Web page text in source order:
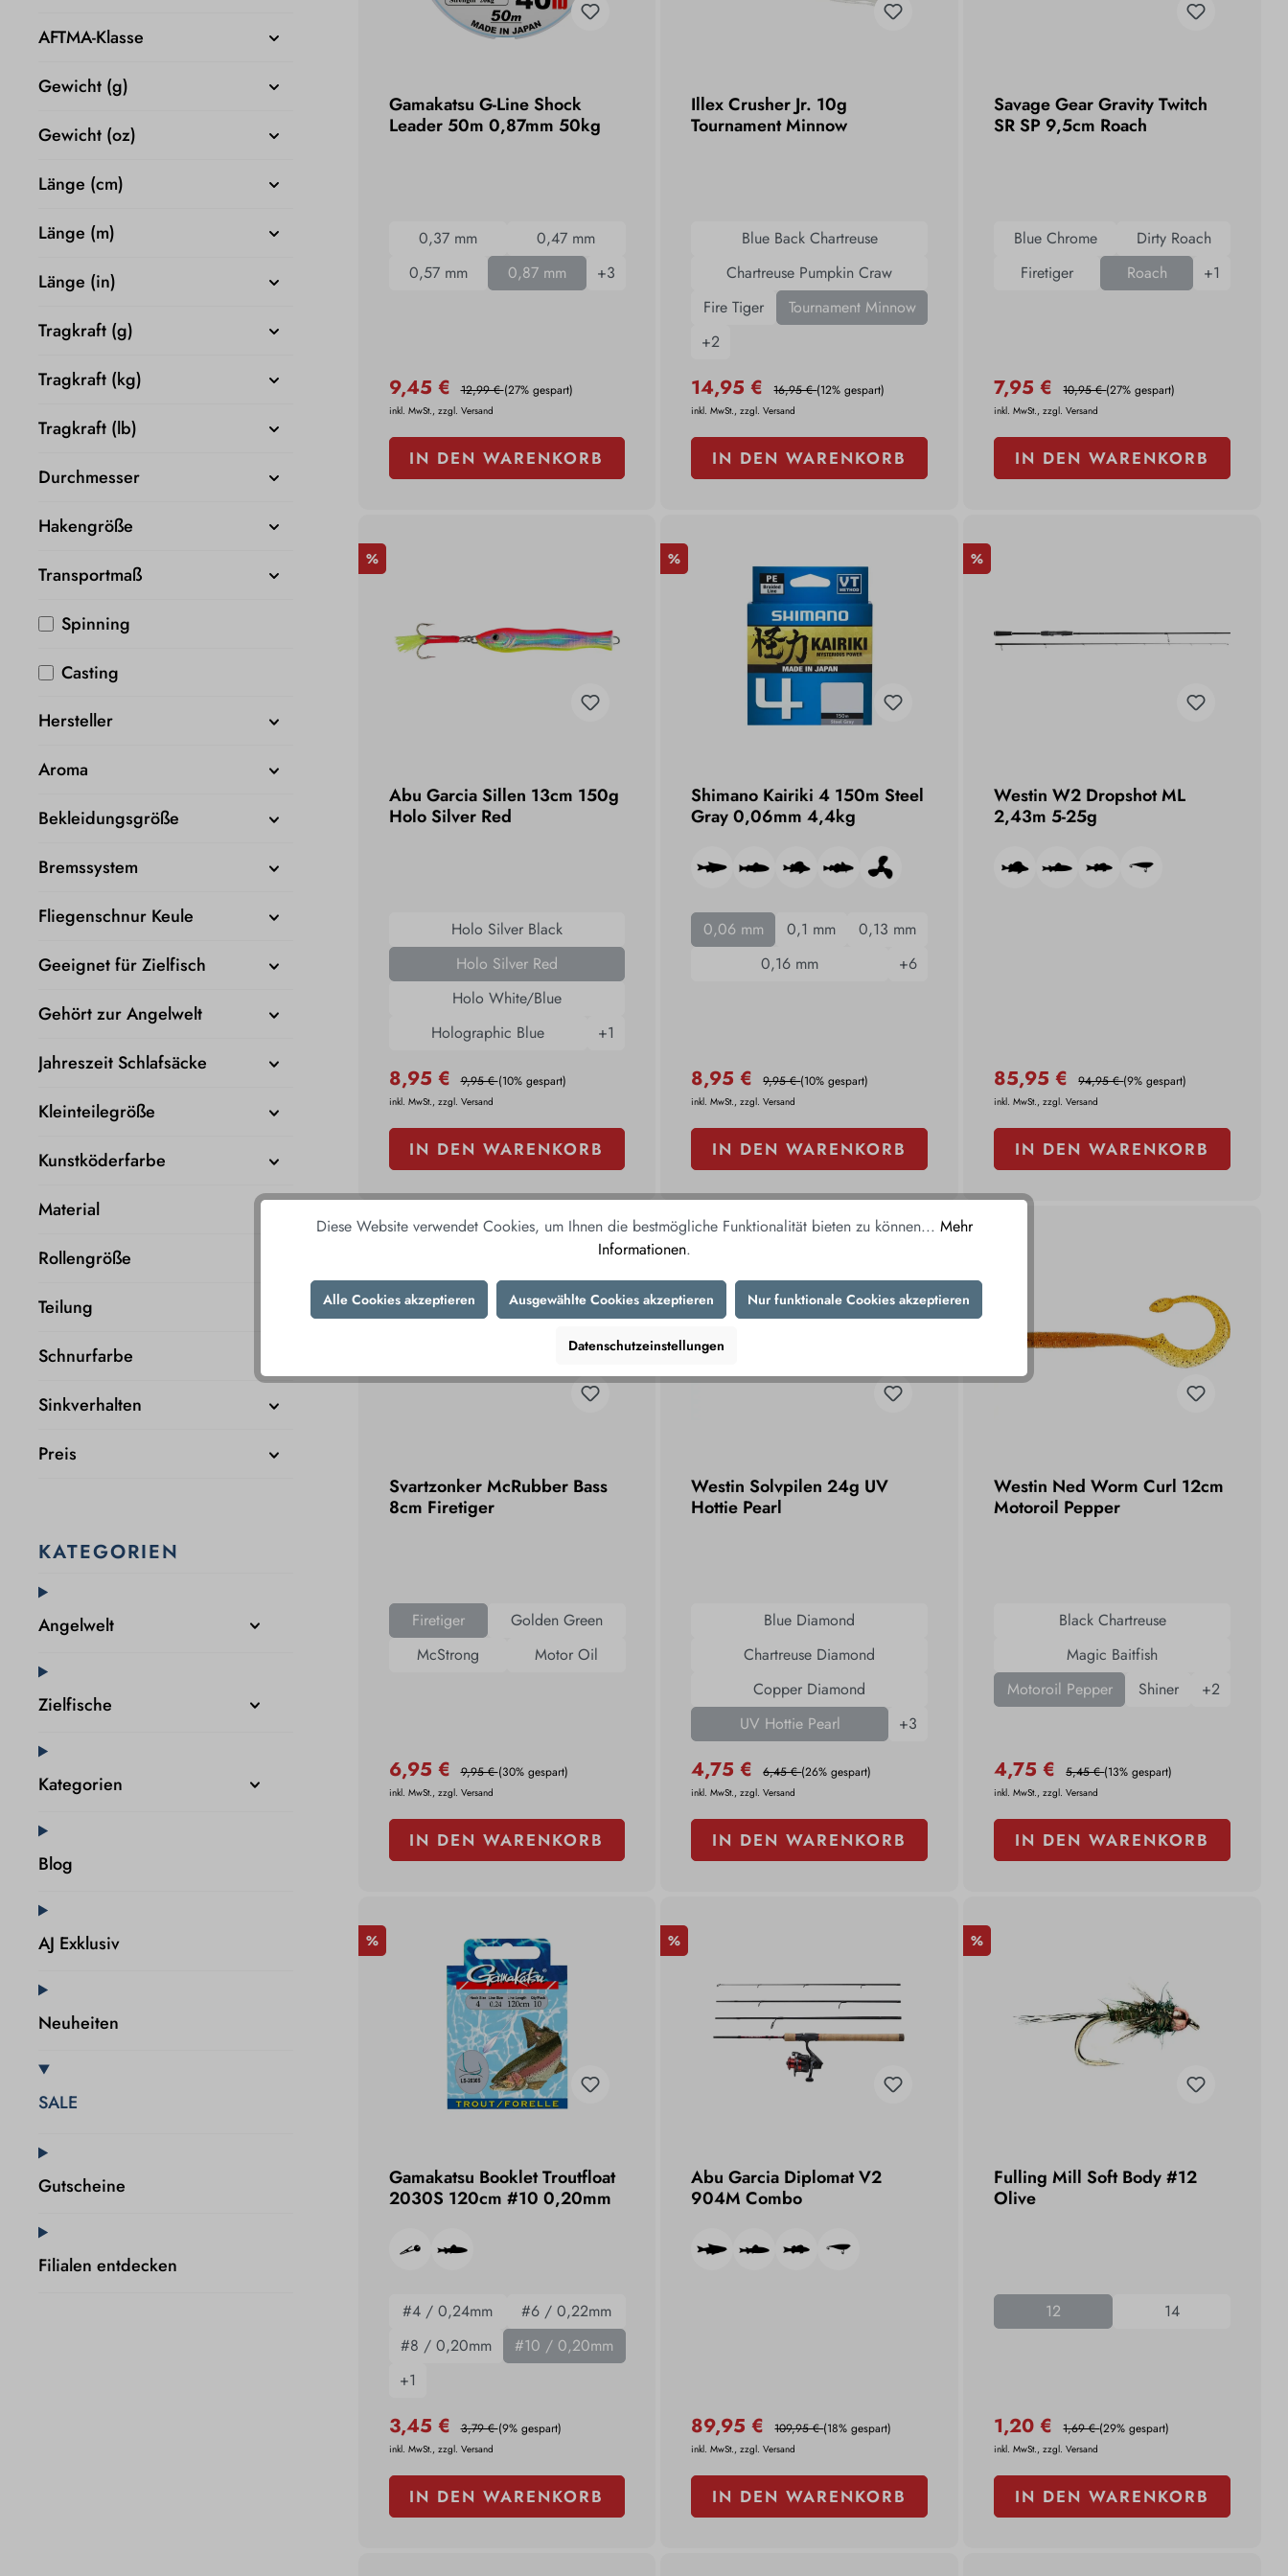
AFTMA-Klasse
Gewicht (g)
Gewicht (oz)
Länge (cm)
Länge (m)
Länge (in)
Tragkraft (g)
Tragkraft (kg)
Tragkraft (lb)
Durchmesser
Hakengröße
Transportmaß
Spinning
Casting
Hersteller
Aroma
Bekleidungsgröße
Bremssystem
Fliegenschnur Keule
Geeignet für Zielfisch
Gehört zur Angelwelt
Jahreszeit Schlafsäcke
Kleinteilegröße
Kunstköderfarbe
Material
Rollengröße
Teilung
Schnurfarbe
Sinkverhalten
Preis
KATEGORIEN
Angelwelt
Zielfische
Kategorien
Blog
AJ Exklusiv
Neuheiten
SALE
Gutscheine
Filialen entdecken
Gamakatsu G-Line Shock
Leader 50m 0,87mm 50kg
0,37 mm
0,47 mm
0,57 mm
0,87 mm +3
9,45 € 12,99 €(27% gespart)
inkl. MwSt., zzgl. Versand
IN DEN WARENKORB
Illex Crusher Jr. 10g
Tournament Minnow
Blue Back Chartreuse
Chartreuse Pumpkin Craw
Fire Tiger
Tournament Minnow
+2
14,95 € 16,95 €(12% gespart)
inkl. MwSt., zzgl. Versand
IN DEN WARENKORB
Savage Gear Gravity Twitch
SR SP 9,5cm Roach
Blue Chrome
Dirty Roach
Firetiger
Roach +1
7,95 € 10,95 €(27% gespart)
inkl. MwSt., zzgl. Versand
IN DEN WARENKORB
%
Abu Garcia Sillen 13cm 150g
Holo Silver Red
Holo Silver Black
Holo Silver Red
Holo White/Blue
Holographic Blue
+1
8,95 € 9,95 €(10% gespart)
inkl. MwSt., zzgl. Versand
IN DEN WARENKORB
%
Shimano Kairiki 4 150m Steel
Gray 0,06mm 4,4kg
0,06 mm 0,1 mm
0,13 mm
0,16 mm
+6
8,95 € 9,95 €(10% gespart)
inkl. MwSt., zzgl. Versand
IN DEN WARENKORB
%
Westin W2 Dropshot ML
2,43m 5-25g
85,95 € 94,95 €(9% gespart)
inkl. MwSt., zzgl. Versand
IN DEN WARENKORB
Svartzonker McRubber Bass
8cm Firetiger
Firetiger
Golden Green
McStrong
Motor Oil
6,95 € 9,95 €(30% gespart)
inkl. MwSt., zzgl. Versand
IN DEN WARENKORB
%
Westin Solvpilen 24g UV
Hottie Pearl
Blue Diamond
Chartreuse Diamond
Copper Diamond
UV Hottie Pearl
+3
4,75 € 6,45 €(26% gespart)
inkl. MwSt., zzgl. Versand
IN DEN WARENKORB
Westin Ned Worm Curl 12cm
Motoroil Pepper
Black Chartreuse
Magic Baitfish
Motoroil Pepper
Shiner +2
4,75 € 5,45 €(13% gespart)
inkl. MwSt., zzgl. Versand
IN DEN WARENKORB
%
Gamakatsu Booklet Troutfloat
2030S 120cm #10 0,20mm
#4 / 0,24mm
#6 / 0,22mm
#8 / 0,20mm
#10 / 0,20mm
+1
3,45 € 3,79 €(9% gespart)
inkl. MwSt., zzgl. Versand
IN DEN WARENKORB
%
Abu Garcia Diplomat V2
904M Combo
89,95 € 109,95 €(18% gespart)
inkl. MwSt., zzgl. Versand
IN DEN WARENKORB
%
Fulling Mill Soft Body #12
Olive
12 14
1,20 € 1,69 €(29% gespart)
inkl. MwSt., zzgl. Versand
IN DEN WARENKORB
Diese Website verwendet Cookies, um Ihnen die bestmögliche Funktionalität bieten zu können... Mehr
Informationen.
Alle Cookies akzeptieren Ausgewählte Cookies akzeptieren Nur funktionale Cookies akzeptieren
Datenschutzeinstellungen